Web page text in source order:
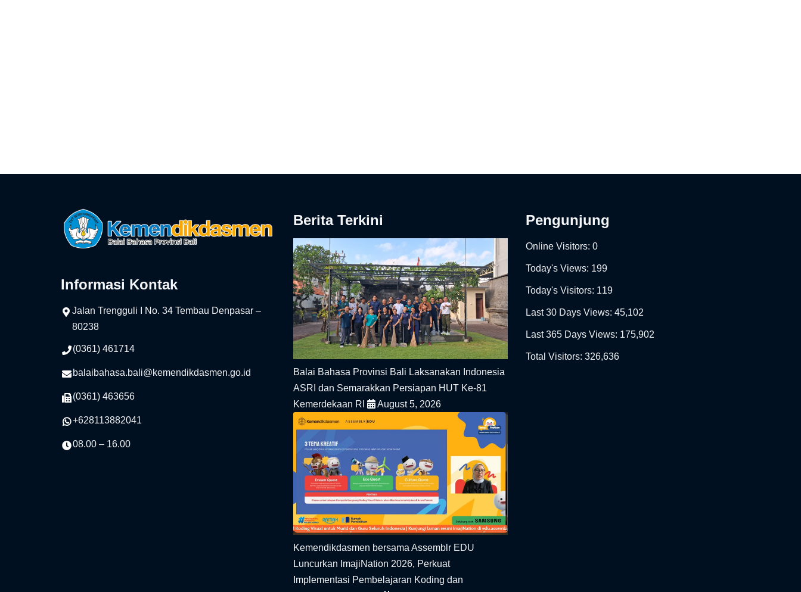
Informasi Kontak
Jalan Trengguli I No. 34 Tembau Denpasar –
80238
(0361) 461714
balaibahasa.bali@kemendikdasmen.go.id
(0361) 463656
+628113882041
08.00 – 16.00
Berita Terkini
Balai Bahasa Provinsi Bali Laksanakan Indonesia
ASRI dan Semarakkan Persiapan HUT Ke-81
Kemerdekaan RI
August 5, 2026
Kemendikdasmen bersama Assemblr EDU
Luncurkan ImajiNation 2026, Perkuat
Implementasi Pembelajaran Koding dan
Pengunjung
Online Visitors: 0
Today's Views: 199
Today's Visitors: 119
Last 30 Days Views: 45,102
Last 365 Days Views: 175,902
Total Visitors: 326,636